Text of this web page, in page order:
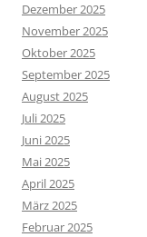
Dezember 2025
November 2025
Oktober 2025
September 2025
August 2025
Juli 2025
Juni 2025
Mai 2025
April 2025
März 2025
Februar 2025